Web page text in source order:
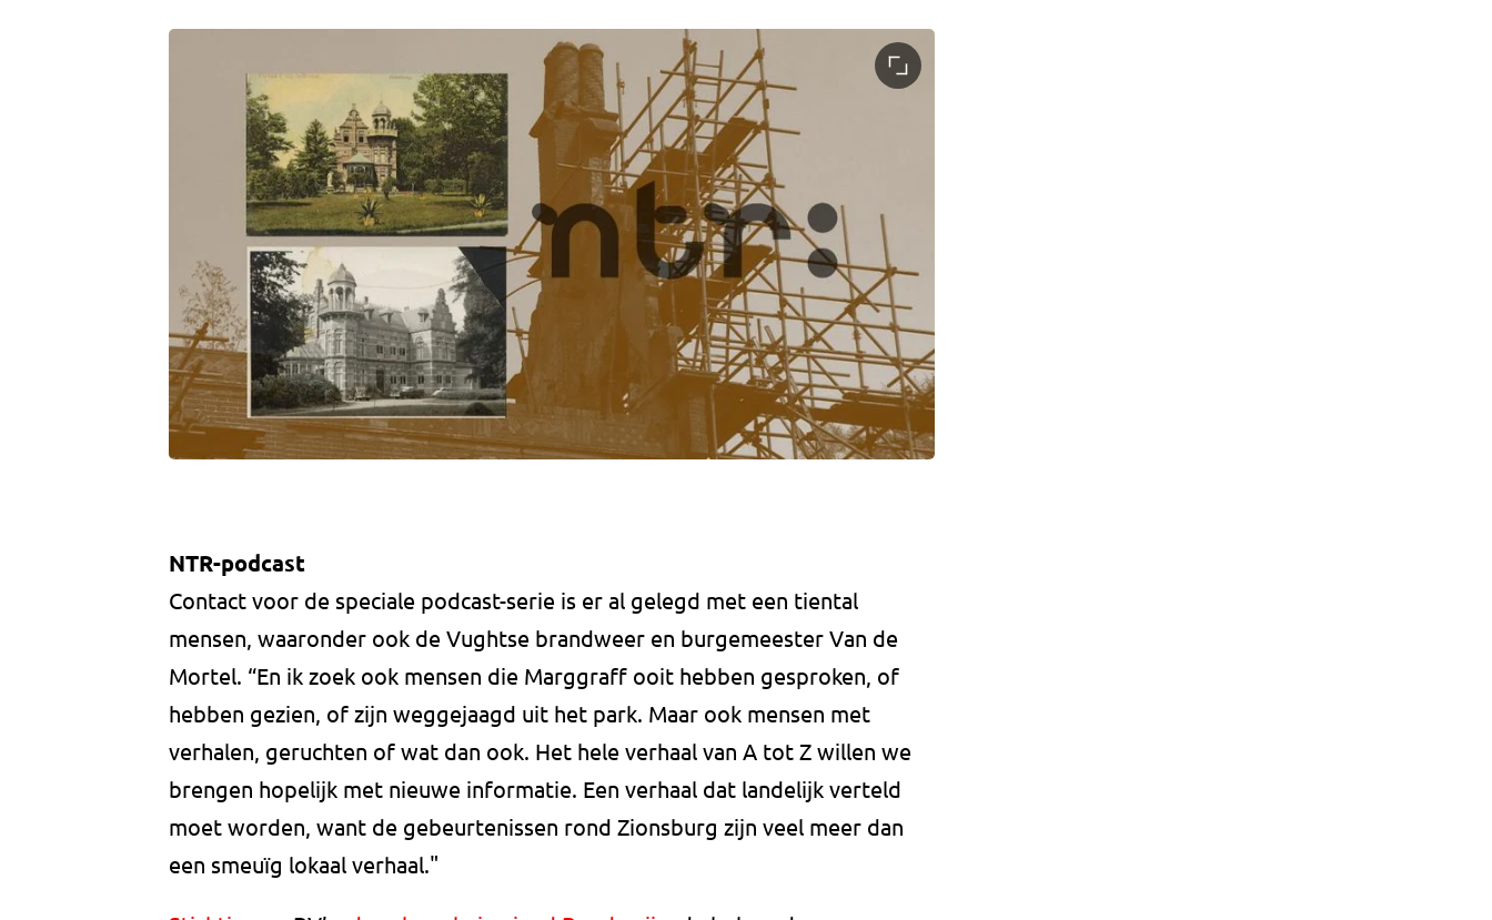
NTR-podcast
Contact voor de speciale podcast-serie is er al gelegd met een tiental
mensen, waaronder ook de Vughtse brandweer en burgemeester Van de
Mortel. “En ik zoek ook mensen die Marggraff ooit hebben gesproken, of
hebben gezien, of zijn weggejaagd uit het park. Maar ook mensen met
verhalen, geruchten of wat dan ook. Het hele verhaal van A tot Z willen we
brengen hopelijk met nieuwe informatie. Een verhaal dat landelijk verteld
moet worden, want de gebeurtenissen rond Zionsburg zijn veel meer dan
een smeuïg lokaal verhaal."